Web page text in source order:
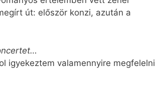
út: először konzi, azután a
igyekeztem valamennyire megfelelni